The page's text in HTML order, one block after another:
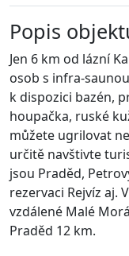
Popis
Jen 6 km od lázní
osob s infra-
k dispozici bazén,
houpačka, ruské
můžete ugrilovat
určitě navštivte
jsou Praděd,
rezervaci Rejvíz aj.
vzdálené Malé
Praděd 12 km.